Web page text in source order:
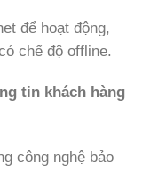
để hoạt động,
chế độ offline.
tin khách hàng
công nghệ bảo